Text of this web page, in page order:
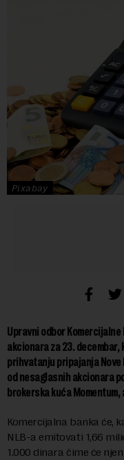
Pixabay
Upravni odbor
akcionara za 23.
prihvatanju pripajanja Nove
od nesaglasnih akcionara
brokerska kuća Momentum,
Komercijalna banka će,
NLB-a emitovati 1,66
1.000 dinara čime će